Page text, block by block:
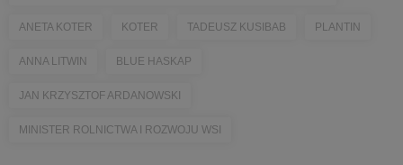
ANETA KOTER KOTER TADEUSZ KUSIBAB PLANTIN
ANNA LITWIN BLUE HASKAP
JAN KRZYSZTOF ARDANOWSKI
MINISTER ROLNICTWA I ROZWOJU WSI